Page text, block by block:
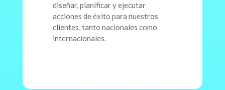
diseñar, planificar y ejecutar
acciones de éxito para nuestros
clientes, tanto nacionales como
internacionales.